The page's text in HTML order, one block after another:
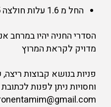
החל מ 1.6 עלות חולצה 35 ש״ח ועד גמר המלאי
הסדרי החניה יהיו במרחב
מדויק לקראת המרוץ
פניות בנושא קבוצות
וחסויות ניתן לפנות